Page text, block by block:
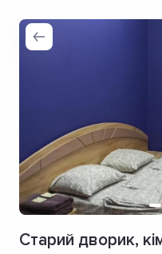
Старий дворик,